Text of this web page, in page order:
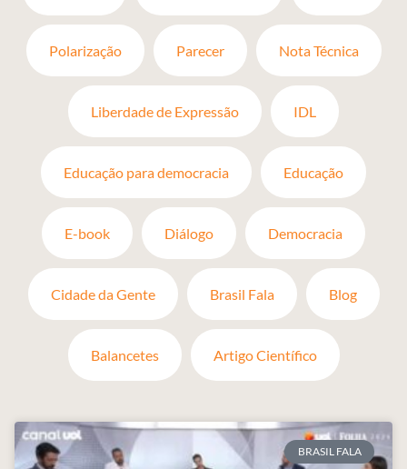
Polarização Parecer Nota Técnica
Liberdade de Expressão IDL
Educação para democracia Educação
E-book Diálogo Democracia
Cidade da Gente Brasil Fala Blog
Balancetes Artigo Científico
BRASIL FALA